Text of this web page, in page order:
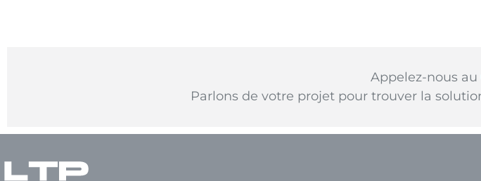
Appelez-nous au
Parlons de votre projet pour trouver la